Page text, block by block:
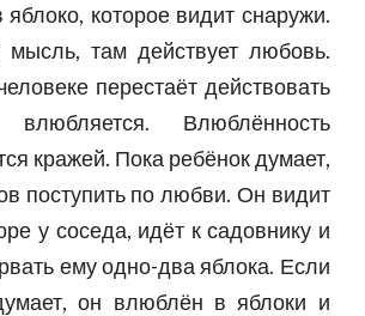
которое видит снаружи.
мысль, там действует любовь.
перестаёт действовать
Влюблённость
кражей. Пока ребёнок думает,
поступить по любви. Он видит
у соседа, идёт к садовнику и
ему одно-два яблока. Если
он влюблён в яблоки и